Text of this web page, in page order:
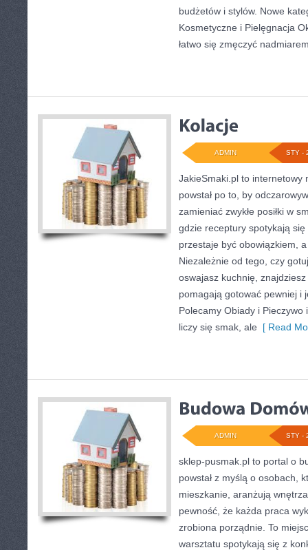
budżetów i stylów. Nowe
Kosmetyczne i Pielęgnacja
łatwo się zmęczyć
STY -
ADMIN
JakieSmaki.pl to internetowy
powstał po to, by
zamieniać zwykłe posiłki w
gdzie receptury spotykają
przestaje być obowiązkiem,
Niezależnie od tego, czy
oswajasz kuchnię,
pomagają gotować pewniej i
Polecamy Obiady i Pieczywo
liczy się smak, ale [ Read
STY -
ADMIN
sklep-pusmak.pl to portal o
powstał z myślą o osobach,
mieszkanie, aranżują
pewność, że każda praca
zrobiona porządnie. To
warsztatu spotykają się z